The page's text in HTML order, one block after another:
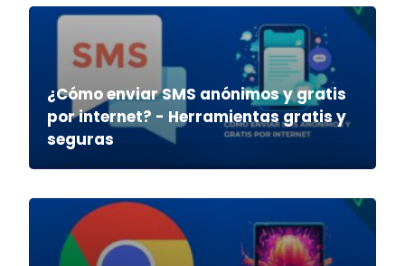
¿Cómo enviar SMS anónimos y gratis
por internet? - Herramientas gratis y
seguras